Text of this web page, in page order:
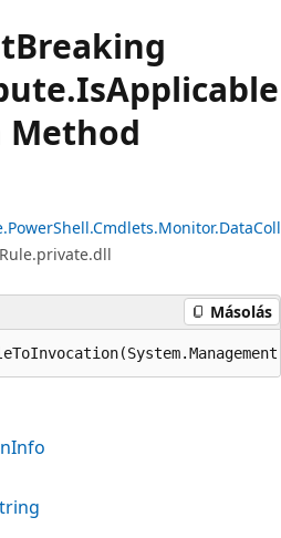
Breaking
IsApplicable
Method
Másolás